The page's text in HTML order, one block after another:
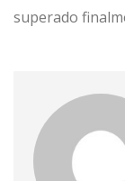
superado